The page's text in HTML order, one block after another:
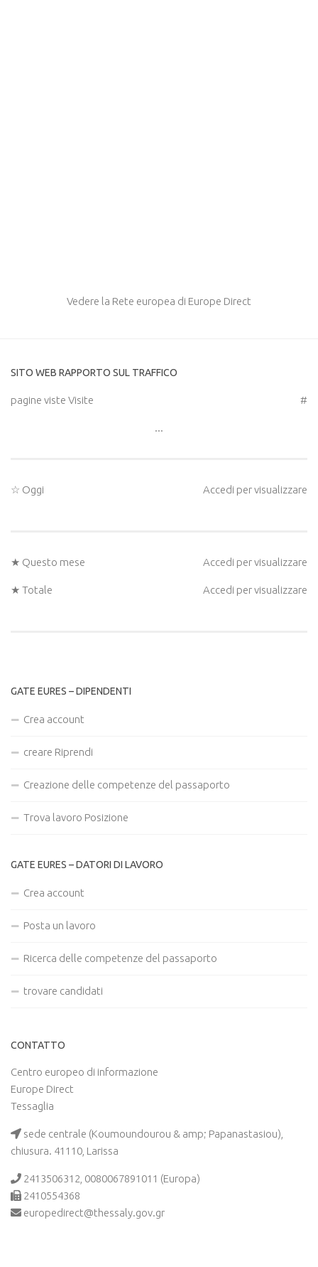
Vedere la Rete europea di Europe Direct
SITO WEB RAPPORTO SUL TRAFFICO
pagine viste Visite #
...
☆ Oggi Accedi per visualizzare
★ Questo mese Accedi per visualizzare
★ Totale Accedi per visualizzare
GATE EURES – DIPENDENTI
Crea account
creare Riprendi
Creazione delle competenze del passaporto
Trova lavoro Posizione
GATE EURES – DATORI DI LAVORO
Crea account
Posta un lavoro
Ricerca delle competenze del passaporto
trovare candidati
CONTATTO
Centro europeo di informazione
Europe Direct
Tessaglia
sede centrale (Koumoundourou & amp; Papanastasiou),
chiusura. 41110, Larissa
2413506312, 0080067891011 (Europa)
2410554368
europedirect@thessaly.gov.gr